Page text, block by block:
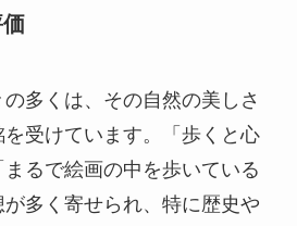
多くは、その自然の美しさ
受けています。「歩くと心
るで絵画の中を歩いている
多く寄せられ、特に歴史や